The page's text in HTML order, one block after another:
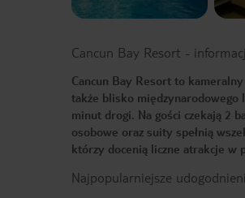
Cancun Bay Resort -
Cancun Bay Resort to
także blisko międzynarodowego
minut drogi. Na gości czekają 2
osobowe oraz suity spełnią
którzy docenią liczne atrakcje w
Najpopularniejsze